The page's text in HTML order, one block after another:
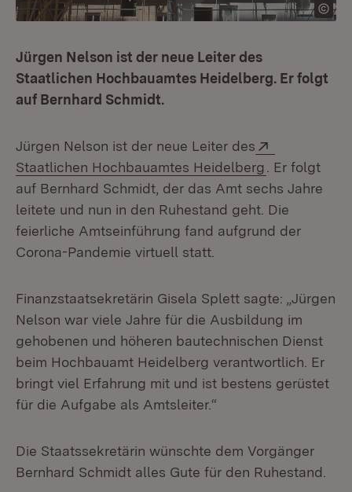
Jürgen Nelson ist der neue Leiter des
Staatlichen Hochbauamtes Heidelberg. Er folgt
auf Bernhard Schmidt.
Jürgen Nelson ist der neue Leiter des
Staatlichen Hochbauamtes Heidelberg (Öffnet in
. Er folgt
auf Bernhard Schmidt, der das Amt sechs Jahre
leitete und nun in den Ruhestand geht. Die
feierliche Amtseinführung fand aufgrund der
Corona-Pandemie virtuell statt.
Finanzstaatsekretärin Gisela Splett sagte: „Jürgen
Nelson war viele Jahre für die Ausbildung im
gehobenen und höheren bautechnischen Dienst
beim Hochbauamt Heidelberg verantwortlich. Er
bringt viel Erfahrung mit und ist bestens gerüstet
für die Aufgabe als Amtsleiter.“
Die Staatssekretärin wünschte dem Vorgänger
Bernhard Schmidt alles Gute für den Ruhestand.